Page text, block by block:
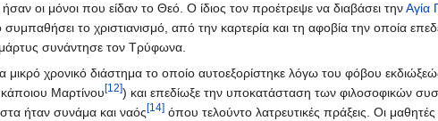
οι μόνοι που είδαν το Θεό. Ο ίδιος τον προέτρεψε να διαβάσει τηνΑγία
το χριστιανισμό, από την καρτερία και τη αφοβία την οποία
συνάντησε τον Τρύφωνα.
χρονικό διάστημα το οποίο αυτοεξορίστηκε λόγω του φόβου
Μαρτίνου[12]) και επεδίωξε την υποκατάσταση των φιλοσοφικών
ήταν συνάμα και ναός[14] όπου τελούντο λατρευτικές πράξεις. Οι